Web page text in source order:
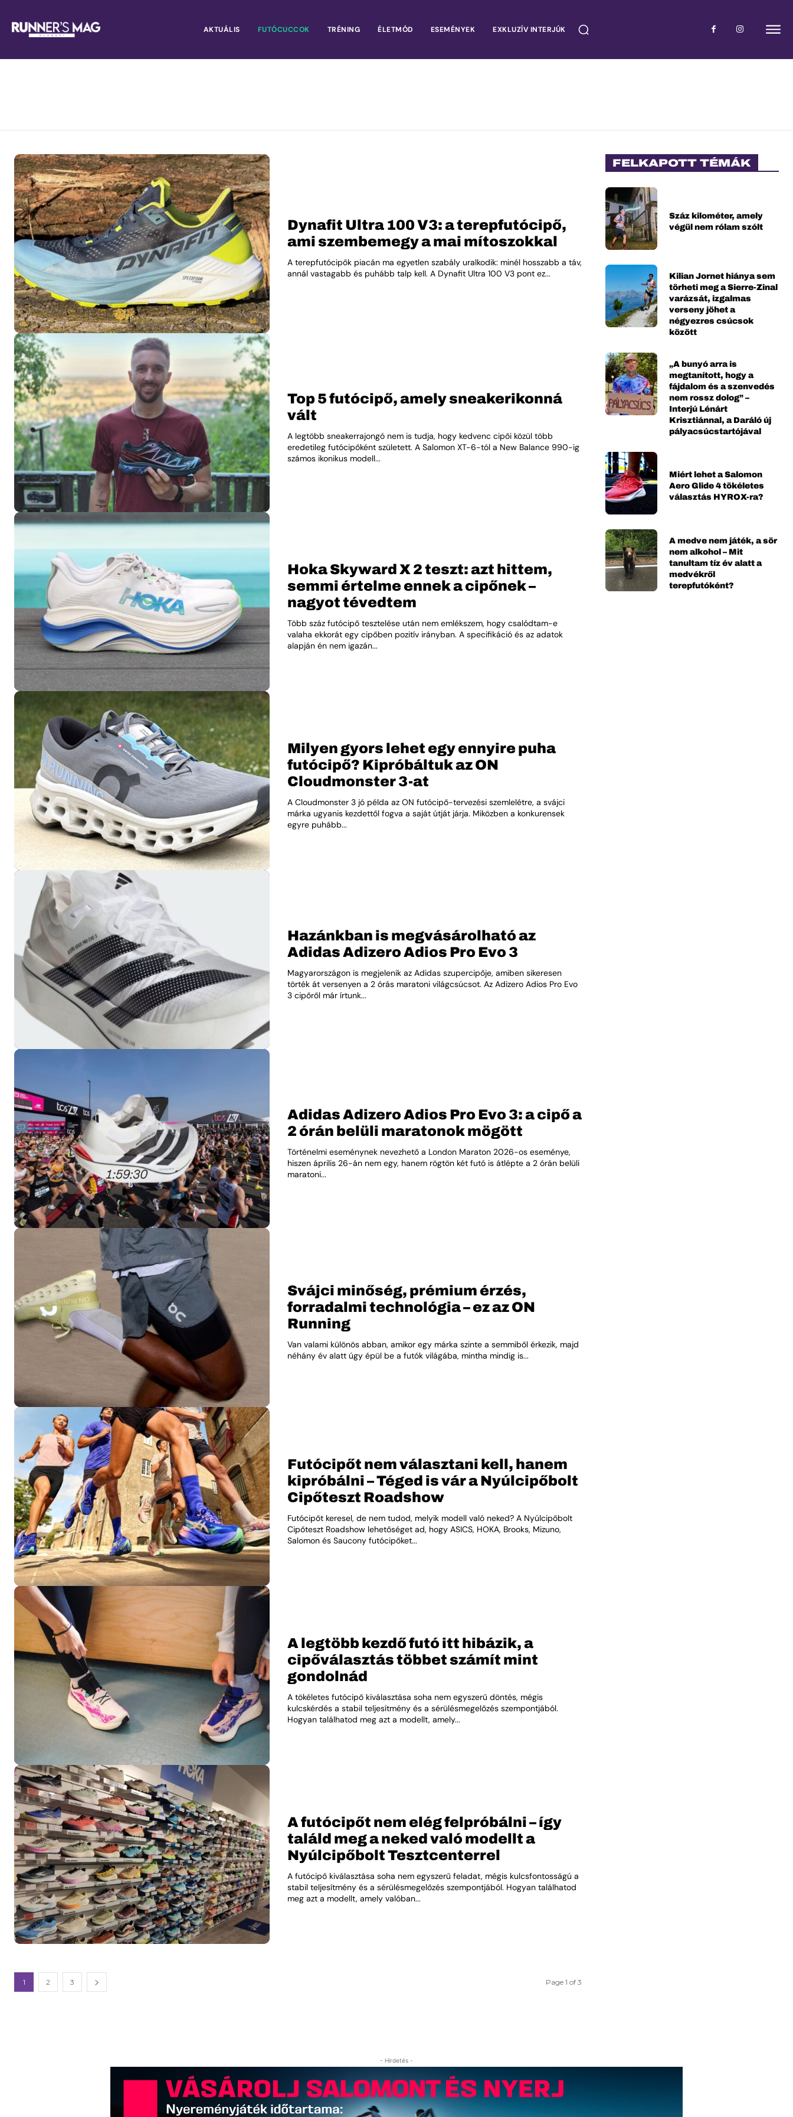
AKTUÁLIS FUTÓCUCCOK TRÉNING ÉLETMÓD ESEMÉNYEK EXKLUZÍV INTERJÚK
Dynafit Ultra 100 V3: a terepfutócipő,
ami szembemegy a mai mítoszokkal
A terepfutócipők piacán ma egyetlen szabály uralkodik: minél hosszabb a táv,
annál vastagabb és puhább talp kell. A Dynafit Ultra 100 V3 pont ez...
Top 5 futócipő, amely sneakerikonná
vált
A legtöbb sneakerrajongó nem is tudja, hogy kedvenc cipői közül több
eredetileg futócipőként született. A Salomon XT-6-tól a New Balance 990-ig
számos ikonikus modell...
Hoka Skyward X 2 teszt: azt hittem,
semmi értelme ennek a cipőnek –
nagyot tévedtem
Több száz futócipő tesztelése után nem emlékszem, hogy csalódtam-e
valaha ekkorát egy cipőben pozitív irányban. A specifikáció és az adatok
alapján én nem igazán...
Milyen gyors lehet egy ennyire puha
futócipő? Kipróbáltuk az ON
Cloudmonster 3-at
A Cloudmonster 3 jó példa az ON futócipő-tervezési szemlelétre, a svájci
márka ugyanis kezdettől fogva a saját útját járja. Miközben a konkurensek
egyre puhább...
Hazánkban is megvásárolható az
Adidas Adizero Adios Pro Evo 3
Magyarországon is megjelenik az Adidas szupercipője, amiben sikeresen
törték át versenyen a 2 órás maratoni világcsúcsot. Az Adizero Adios Pro Evo
3 cipőről már írtunk...
Adidas Adizero Adios Pro Evo 3: a cipő a
2 órán belüli maratonok mögött
Történelmi eseménynek nevezhető a London Maraton 2026-os eseménye,
hiszen április 26-án nem egy, hanem rögtön két futó is átlépte a 2 órán belüli
maratoni...
Svájci minőség, prémium érzés,
forradalmi technológia – ez az ON
Running
Van valami különös abban, amikor egy márka szinte a semmiből érkezik, majd
néhány év alatt úgy épül be a futók világába, mintha mindig is...
Futócipőt nem választani kell, hanem
kipróbálni – Téged is vár a Nyúlcipőbolt
Cipőteszt Roadshow
Futócipőt keresel, de nem tudod, melyik modell való neked? A Nyúlcipőbolt
Cipőteszt Roadshow lehetőséget ad, hogy ASICS, HOKA, Brooks, Mizuno,
Salomon és Saucony futócipőket...
A legtöbb kezdő futó itt hibázik, a
cipőválasztás többet számít mint
gondolnád
A tökéletes futócipő kiválasztása soha nem egyszerű döntés, mégis
kulcskérdés a stabil teljesítmény és a sérülésmegelőzés szempontjából.
Hogyan találhatod meg azt a modellt, amely...
A futócipőt nem elég felpróbálni – így
találd meg a neked való modellt a
Nyúlcipőbolt Tesztcenterrel
A futócipő kiválasztása soha nem egyszerű feladat, mégis kulcsfontosságú a
stabil teljesítmény és a sérülésmegelőzés szempontjából. Hogyan találhatod
meg azt a modellt, amely valóban...
1 2 3 Page 1 of 3
FELKAPOTT TÉMÁK
Száz kilométer, amely
végül nem rólam szólt
Kilian Jornet hiánya sem
törheti meg a Sierre-Zinal
varázsát, izgalmas
verseny jöhet a
négyezres csúcsok
között
„A bunyó arra is
megtanított, hogy a
fájdalom és a szenvedés
nem rossz dolog” –
Interjú Lénárt
Krisztiánnal, a Daráló új
pályacsúcstartójával
Miért lehet a Salomon
Aero Glide 4 tökéletes
választás HYROX-ra?
A medve nem játék, a sör
nem alkohol – Mit
tanultam tíz év alatt a
medvékről
terepfutóként?
- Hirdetés -